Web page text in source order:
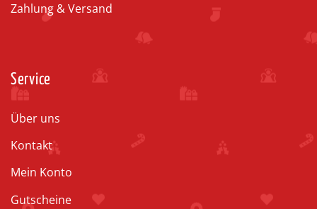
Zahlung & Versand
Service
Über uns
Kontakt
Mein Konto
Gutscheine